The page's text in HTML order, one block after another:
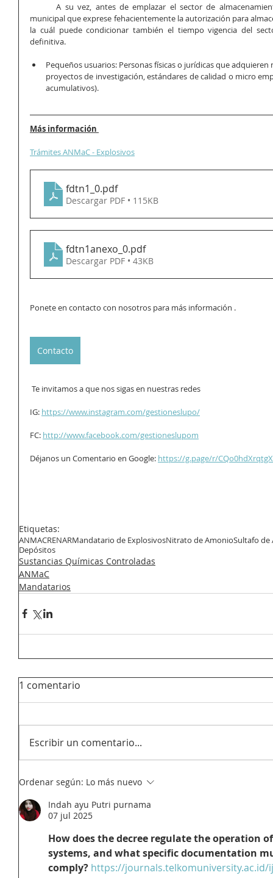
	A su vez, antes de emplazar el sector de almacenamiento se debe contar con la habilitación
municipal que exprese fehacientemente la autorización para
la cuál puede condicionar también el tiempo vigencia del
definitiva.
Pequeños usuarios: Personas físicas o jurídicas que
proyectos de investigación, estándares de calidad o micro
acumulativos).
Más información
Trámites ANMaC - Explosivos
fdtn1_0.pdf
Descargar PDF • 115KB
fdtn1anexo_0.pdf
Descargar PDF • 43KB
Ponete en contacto con nosotros para más información .
Contacto
Te invitamos a que nos sigas en nuestras redes
IG: https://www.instagram.com/gestioneslupo/
FC: http://www.facebook.com/gestioneslupom
Déjanos un Comentario en Google: https://g.page/r/
Etiquetas:
ANMACRENARMandatario de ExplosivosNitrato de AmonioSultafo de
Depósitos
Sustancias Químicas Controladas
ANMaC
Mandatarios
1 comentario
Escribir un comentario...
Ordenar según: Lo más nuevo
Indah ayu Putri purnama
07 jul 2025
How does the decree regulate the operation
systems, and what specific documentation
comply? https://journals.telkomuniversity.ac.id/